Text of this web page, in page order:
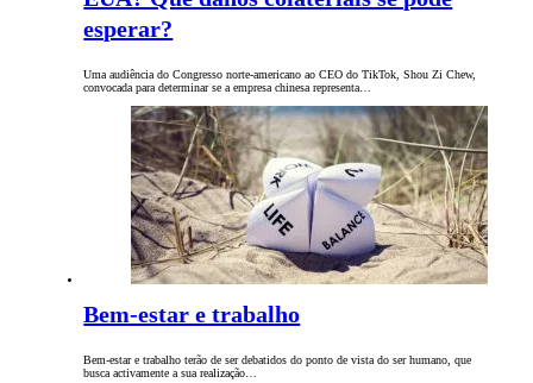
esperar?
Uma audiência do Congresso norte-americano ao CEO do TikTok, Shou Zi Chew,
convocada para determinar se a empresa chinesa representa…
Bem-estar e trabalho
Bem-estar e trabalho terão de ser debatidos do ponto de vista do ser humano, que
busca activamente a sua realização…